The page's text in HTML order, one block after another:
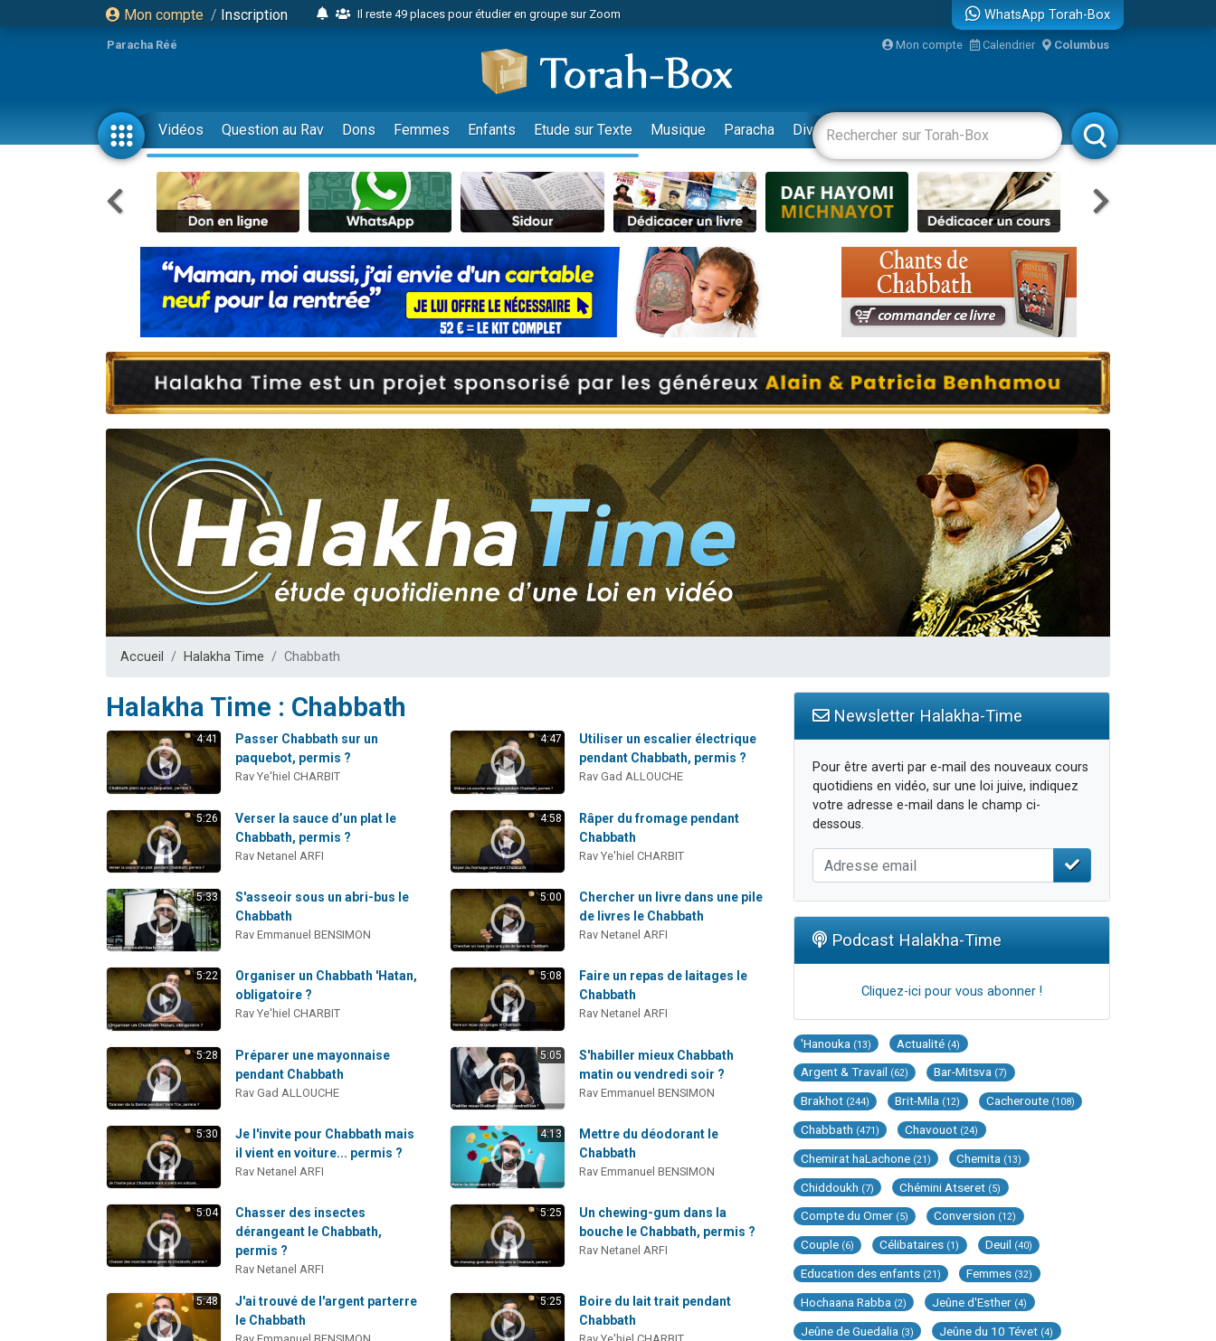
Mon compte / Inscription
16 personnes viennent de faire un don pour Diane, 80 ans, dans un appartement insalubre
6 personnes viennent de nous rejoindre sur WhatsApp
4 personnes viennent de faire un don pour Reloger Rivka, 6 enfants, victime de violences...
2 personnes viennent de faire un don pour 1 Journée de Vacances Pour les Enfants
17 personnes viennent de demander une bénédiction
4 personnes viennent de nous rejoindre sur WhatsApp
Il reste 49 places pour étudier en groupe sur Zoom
Eva vient de donner son Maasser
4 personnes viennent de nous rejoindre sur WhatsApp
3 personnes viennent de nous rejoindre sur WhatsApp
Odaya vient de donner son Maasser
3 personnes viennent de faire un don pour 5 jours de vacances aux Orphelins
13 personnes viennent de demander une bénédiction
Il reste 49 places pour étudier en groupe sur Zoom
12 nouvelles musiques dans Torah-Box Music
29 personnes viennent de demander une bénédiction
WhatsApp Torah-Box
Paracha Réé Mon compte Calendrier Columbus
Vidéos Question au Rav Dons Femmes Enfants Etude sur Texte Musique Paracha Divertissements Livres Rabbanim
Accueil Halakha Time Chabbath
Halakha Time : Chabbath
4:41
Passer Chabbath sur un
paquebot, permis ?
Rav Ye'hiel CHARBIT
4:47
Utiliser un escalier électrique
pendant Chabbath, permis ?
Rav Gad ALLOUCHE
5:26
Verser la sauce d’un plat le
Chabbath, permis ?
Rav Netanel ARFI
4:58
Râper du fromage pendant
Chabbath
Rav Ye'hiel CHARBIT
5:33
S'asseoir sous un abri-bus le
Chabbath
Rav Emmanuel BENSIMON
5:00
Chercher un livre dans une pile
de livres le Chabbath
Rav Netanel ARFI
5:22
Organiser un Chabbath 'Hatan,
obligatoire ?
Rav Ye'hiel CHARBIT
5:08
Faire un repas de laitages le
Chabbath
Rav Netanel ARFI
5:28
Préparer une mayonnaise
pendant Chabbath
Rav Gad ALLOUCHE
5:05
S'habiller mieux Chabbath
matin ou vendredi soir ?
Rav Emmanuel BENSIMON
5:30
Je l'invite pour Chabbath mais
il vient en voiture... permis ?
Rav Netanel ARFI
4:13
Mettre du déodorant le
Chabbath
Rav Emmanuel BENSIMON
5:04
Chasser des insectes
dérangeant le Chabbath,
permis ?
Rav Netanel ARFI
5:25
Un chewing-gum dans la
bouche le Chabbath, permis ?
Rav Netanel ARFI
5:48
J'ai trouvé de l'argent parterre
le Chabbath
5:25
Boire du lait trait pendant
Chabbath
Newsletter Halakha-Time
Pour être averti par e-mail des nouveaux cours
quotidiens en vidéo, sur une loi juive, indiquez
votre adresse e-mail dans le champ ci-
dessous.
Podcast Halakha-Time
Cliquez-ici pour vous abonner !
'Hanouka (13) Actualité (4)
Argent & Travail (62) Bar-Mitsva (7)
Brakhot (244) Brit-Mila (12) Cacheroute (108)
Chabbath (471) Chavouot (24)
Chemirat haLachone (21) Chemita (13)
Chiddoukh (7) Chémini Atseret (5)
Compte du Omer (5) Conversion (12)
Couple (6) Célibataires (1) Deuil (40)
Education des enfants (21) Femmes (32)
Hochaana Rabba (2) Jeûne d'Esther (4)
Jeûne de Guedalia (3) Jeûne du 10 Tévet (4)